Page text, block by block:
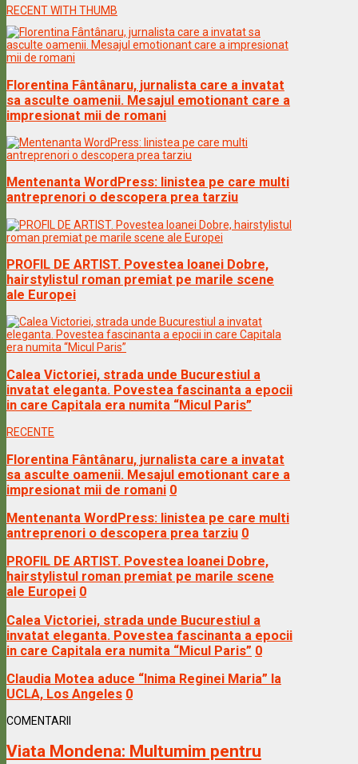
RECENT WITH THUMB
Florentina Fântânaru, jurnalista care a invatat
sa asculte oamenii. Mesajul emotionant care a
impresionat mii de romani
Mentenanta WordPress: linistea pe care multi
antreprenori o descopera prea tarziu
PROFIL DE ARTIST. Povestea Ioanei Dobre,
hairstylistul roman premiat pe marile scene
ale Europei
Calea Victoriei, strada unde Bucurestiul a
invatat eleganta. Povestea fascinanta a epocii
in care Capitala era numita “Micul Paris”
RECENTE
Florentina Fântânaru, jurnalista care a invatat
sa asculte oamenii. Mesajul emotionant care a
impresionat mii de romani 0
Mentenanta WordPress: linistea pe care multi
antreprenori o descopera prea tarziu 0
PROFIL DE ARTIST. Povestea Ioanei Dobre,
hairstylistul roman premiat pe marile scene
ale Europei 0
Calea Victoriei, strada unde Bucurestiul a
invatat eleganta. Povestea fascinanta a epocii
in care Capitala era numita “Micul Paris” 0
Claudia Motea aduce “Inima Reginei Maria” la
UCLA, Los Angeles 0
COMENTARII
Viata Mondena: Multumim pentru